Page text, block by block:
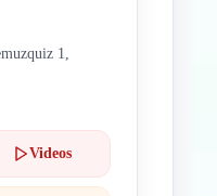
1,
Videos